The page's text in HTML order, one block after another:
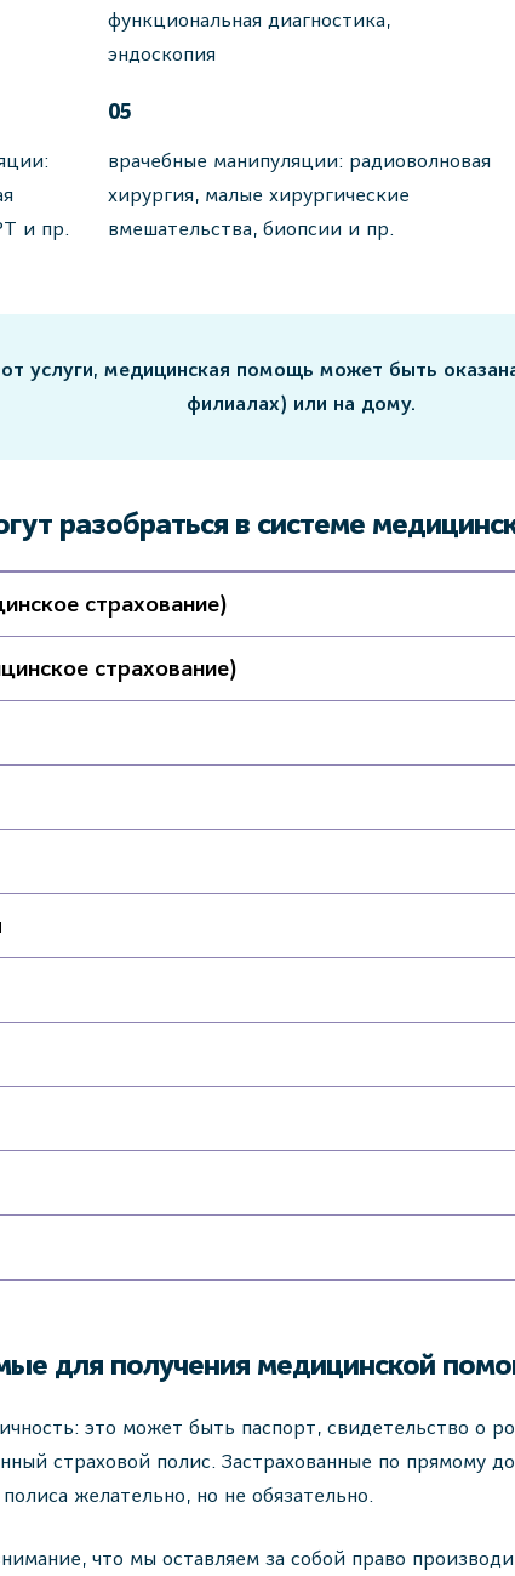
функциональная диагностика,
эндоскопия
и пр.
05
врачебные манипуляции: радиоволновая
хирургия, малые хирургические
вмешательства, биопсии и пр.
от услуги, медицинская помощь может быть
филиалах) или на дому.
разобраться в системе
страхование)
страхование)
для получения медицинской
это может быть паспорт, свидетельство о
страховой полис. Застрахованные по прямому
желательно, но не обязательно.
что мы оставляем за собой право